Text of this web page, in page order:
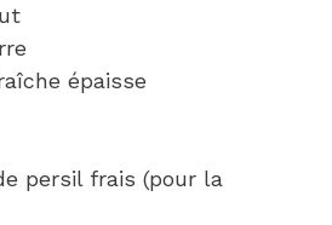
épaisse
persil frais (pour la